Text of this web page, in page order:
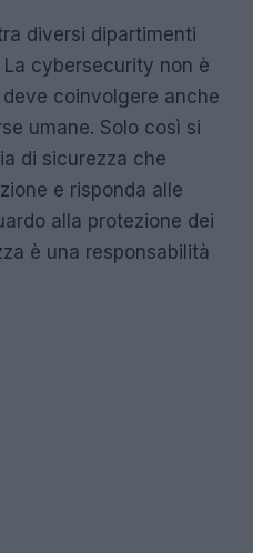
diversi dipartimenti
La cybersecurity non è
coinvolgere anche
umane. Solo così si
di sicurezza che
e risponda alle
alla protezione dei
è una responsabilità